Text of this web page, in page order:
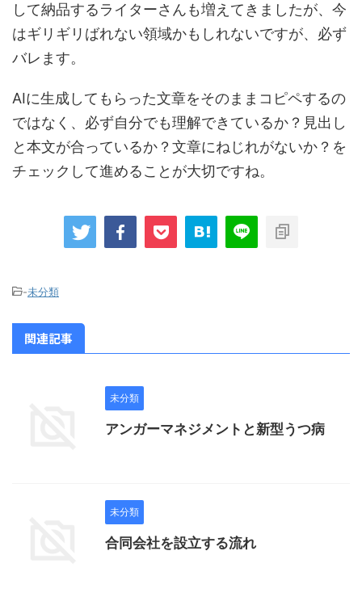
して納品するライターさんも増えてきましたが、今
はギリギリばれない領域かもしれないですが、必ず
バレます。
AIに生成してもらった文章をそのままコピペするの
ではなく、必ず自分でも理解できているか？見出し
と本文が合っているか？文章にねじれがないか？を
チェックして進めることが大切ですね。
-未分類
関連記事
未分類
アンガーマネジメントと新型うつ病
未分類
合同会社を設立する流れ